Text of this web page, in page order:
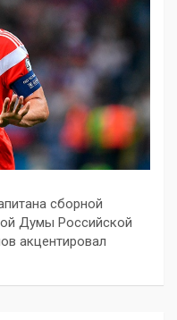
сборной
Думы Российской
акцентировал